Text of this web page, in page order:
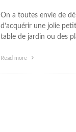
On a toutes envie de
d’acquérir une jolie
table de jardin ou des
Read more